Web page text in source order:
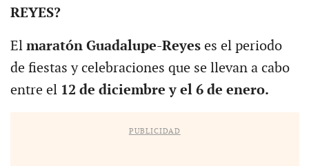
REYES?
El maratón Guadalupe-Reyes es el periodo
de fiestas y celebraciones que se llevan a cabo
entre el 12 de diciembre y el 6 de enero.
PUBLICIDAD